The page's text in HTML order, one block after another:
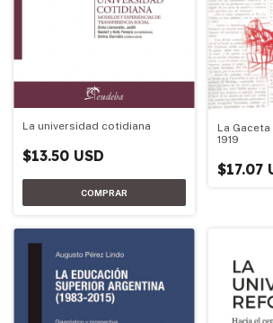
La universidad cotidiana
$13.50 USD
La Gaceta
1919
$17.07